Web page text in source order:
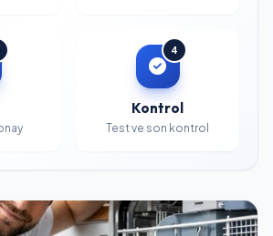
4
Kontrol
Test ve son kontrol